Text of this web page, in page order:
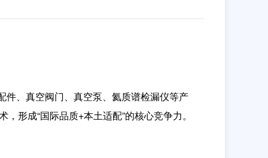
件、真空阀门、真空泵、氦质谱检漏仪等产
形成“国际品质+本土适配”的核心竞争力。